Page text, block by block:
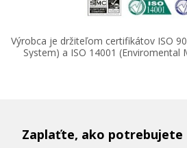
Výrobca je držiteľom certifikátov ISO
System) a ISO 14001 (Enviromental
Zaplaťte, ako potrebujete